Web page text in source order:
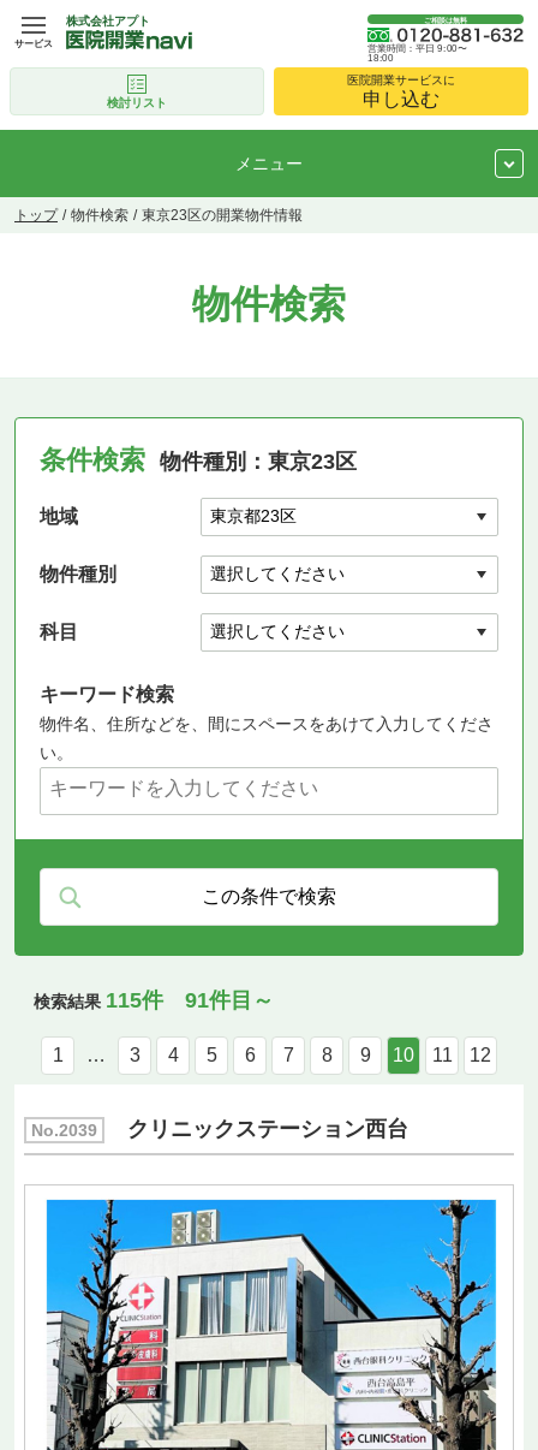
株式会社アプト ご相談は無料
営業時間：平日 9:00〜
18:00
検討リスト
医院開業サービスに
申し込む
サービス
メニュー
トップ 物件検索 東京23区の開業物件情報
物件検索
条件検索 物件種別：東京23区
地域
物件種別
科目
キーワード検索
物件名、住所などを、間にスペースをあけて入力してくださ
い。
検索結果 115件 91件目～
1 … 3 4 5 6 7 8 9 10 11 12
No.2039 クリニックステーション西台